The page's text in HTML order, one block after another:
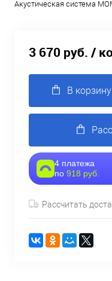
Акустическая система
3 670 руб. /
В корзину
4 платежа
по 918 руб.
Рассчитать